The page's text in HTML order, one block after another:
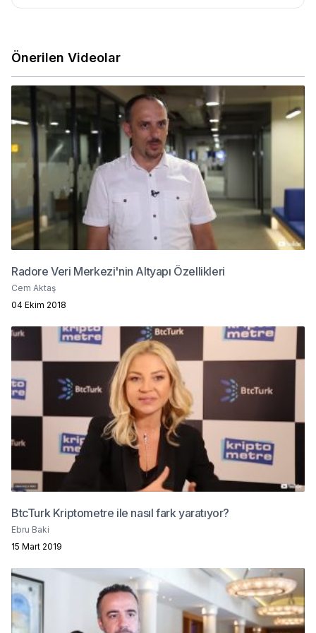
Önerilen Videolar
Radore Veri Merkezi'nin Altyapı Özellikleri
Cem Aktaş
04 Ekim 2018
BtcTurk Kriptometre ile nasıl fark yaratıyor?
Ebru Baki
15 Mart 2019